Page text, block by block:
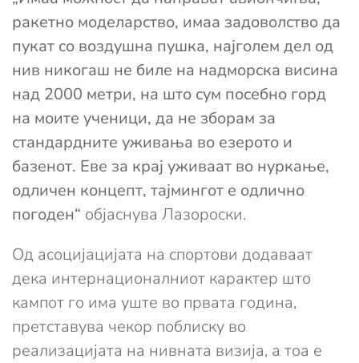
ракетно моделарство, имаа задоволство да
пукат со воздушна пушка, најголем дел од
нив никогаш не биле на надморска висина
над 2000 метри, на што сум посебно горд
на моите ученици, да не зборам за
стандардните уживања во езерото и
базенот. Еве за крај уживаат во нуркање,
одличен концепт, тајмингот е одлично
погоден“ објаснува Лазороски.
Од асоцијацијата на спортови додаваат
дека интернационалниот карактер што
кампот го има уште во првата година,
претставува чекор поблиску во
реализацијата на нивната визија, а тоа е